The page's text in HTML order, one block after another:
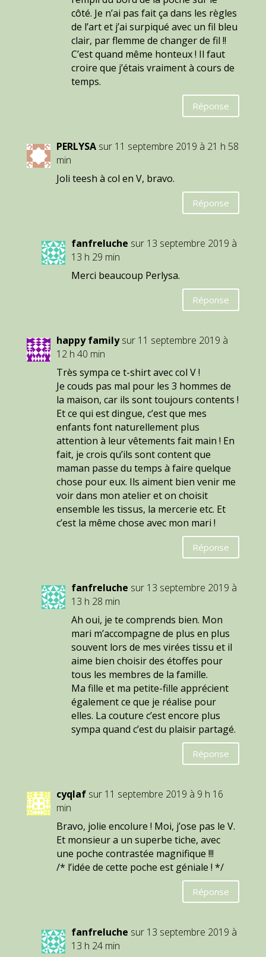
côté. Je n’ai pas fait ça dans les règles
de l’art et j’ai surpiqué avec un fil bleu
clair, par flemme de changer de fil !!
C’est quand même honteux ! Il faut
croire que j’étais vraiment à cours de
temps.
Réponse
PERLYSA sur 11 septembre 2019 à 21 h 58
min
Joli teesh à col en V, bravo.
Réponse
fanfreluche sur 13 septembre 2019 à
13 h 29 min
Merci beaucoup Perlysa.
Réponse
happy family sur 11 septembre 2019 à
12 h 40 min
Très sympa ce t-shirt avec col V !
Je couds pas mal pour les 3 hommes de
la maison, car ils sont toujours contents !
Et ce qui est dingue, c’est que mes
enfants font naturellement plus
attention à leur vêtements fait main ! En
fait, je crois qu’ils sont content que
maman passe du temps à faire quelque
chose pour eux. Ils aiment bien venir me
voir dans mon atelier et on choisit
ensemble les tissus, la mercerie etc. Et
c’est la même chose avec mon mari !
Réponse
fanfreluche sur 13 septembre 2019 à
13 h 28 min
Ah oui, je te comprends bien. Mon
mari m’accompagne de plus en plus
souvent lors de mes virées tissu et il
aime bien choisir des étoffes pour
tous les membres de la famille.
Ma fille et ma petite-fille apprécient
également ce que je réalise pour
elles. La couture c’est encore plus
sympa quand c’est du plaisir partagé.
Réponse
cyqlaf sur 11 septembre 2019 à 9 h 16
min
Bravo, jolie encolure ! Moi, j’ose pas le V.
Et monsieur a un superbe tiche, avec
une poche contrastée magnifique !!!
/* l’idée de cette poche est géniale ! */
Réponse
fanfreluche sur 13 septembre 2019 à
13 h 24 min